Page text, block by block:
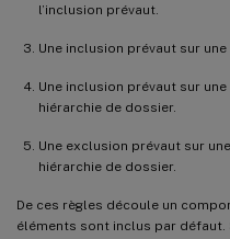
l’inclusion prévaut.
Une inclusion prévaut sur
Une inclusion prévaut sur
hiérarchie de dossier.
Une exclusion prévaut sur
hiérarchie de dossier.
De ces règles découle un
éléments sont inclus par défaut.